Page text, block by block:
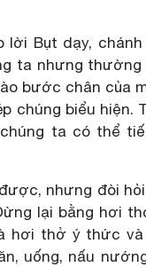
Bụt dạy,
ta nhưng
bước chân của
chúng biểu hiện.
ta có thể
nhưng đòi
lại bằng hơi
hơi thở ý thức
uống, nấu